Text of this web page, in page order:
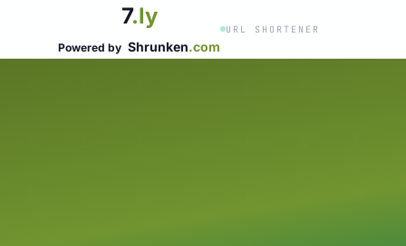
7.ly
Powered by Shrunken.com
URL SHORTENER